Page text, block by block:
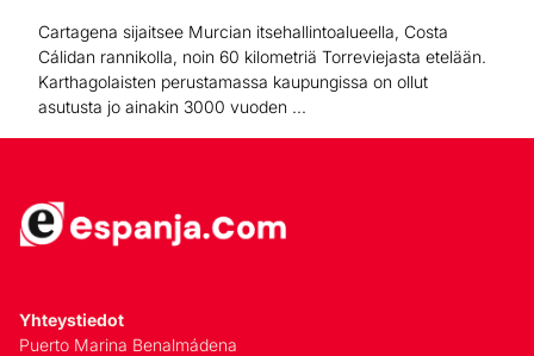
Cartagena sijaitsee Murcian itsehallintoalueella, Costa
Cálidan rannikolla, noin 60 kilometriä Torreviejasta etelään.
Karthagolaisten perustamassa kaupungissa on ollut
asutusta jo ainakin 3000 vuoden ...
Yhteystiedot
Puerto Marina Benalmádena